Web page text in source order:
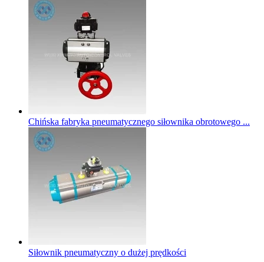
Chińska fabryka pneumatycznego siłownika obrotowego ...
Siłownik pneumatyczny o dużej prędkości